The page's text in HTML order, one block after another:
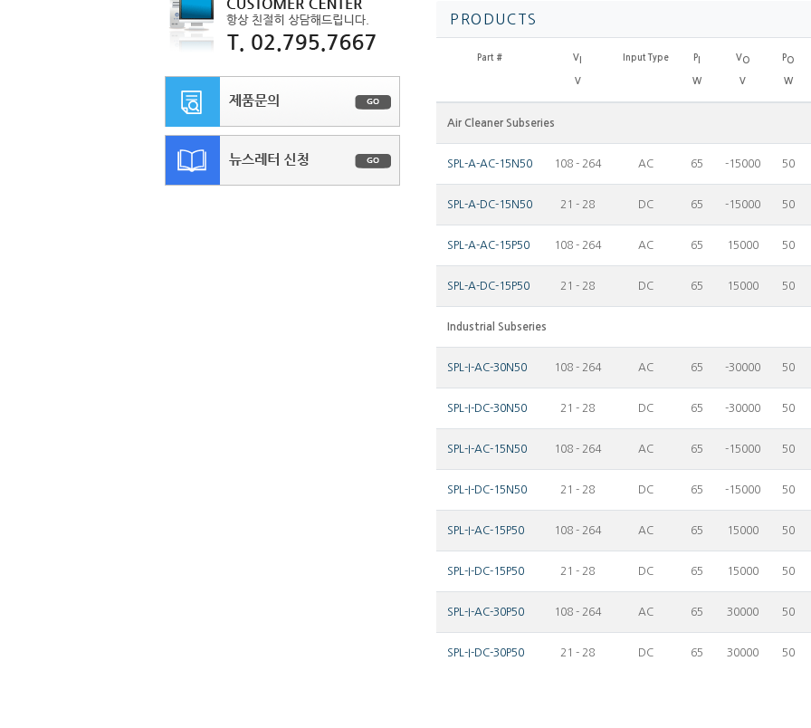
PRODUCTS
Part # V Input Type P VO PO
V W V W
Air Cleaner Subseries
SPL-A-AC-15N50 108 - 264 AC 65 -15000 50
SPL-A-DC-15N50 21 - 28 DC 65 -15000 50
SPL-A-AC-15P50 108 - 264 AC 65 15000 50
SPL-A-DC-15P50 21 - 28 DC 65 15000 50
Industrial Subseries
SPL-I-AC-30N50 108 - 264 AC 65 -30000 50
SPL-I-DC-30N50 21 - 28 DC 65 -30000 50
SPL-I-AC-15N50 108 - 264 AC 65 -15000 50
SPL-I-DC-15N50 21 - 28 DC 65 -15000 50
SPL-I-AC-15P50 108 - 264 AC 65 15000 50
SPL-I-DC-15P50 21 - 28 DC 65 15000 50
SPL-I-AC-30P50 108 - 264 AC 65 30000 50
SPL-I-DC-30P50 21 - 28 DC 65 30000 50